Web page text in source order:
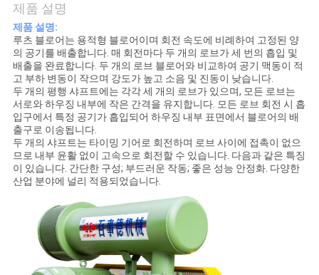
주
세
요
인
용
문
제품 설명
제품 설명:
루츠 블로어는 용적형 블로어이며 회전 속도에 비례하여 고정된 양
의 공기를 배출합니다. 매 회전마다 두 개의 로브가 세 번의 흡입 및
배출을 완료합니다. 두 개의 로브 블로어와 비교하여 공기 맥동이 적
고 부하 변동이 작으며 강도가 높고 소음 및 진동이 낮습니다.
두 개의 평행 샤프트에는 각각 세 개의 로브가 있으며, 모든 로브는
서로와 하우징 내부에 작은 간격을 유지합니다. 모든 로브 회전 시 흡
입구에서 특정 공기가 흡입되어 하우징 내부 표면에서 블로어의 배
출구로 이송됩니다.
두 개의 샤프트는 타이밍 기어로 회전하며 로브 사이에 접촉이 없으
므로 내부 윤활 없이 고속으로 회전할 수 있습니다. 다음과 같은 특징
이 있습니다. 간단한 구성; 부드러운 작동; 좋은 성능 안정화. 다양한
산업 분야에 널리 적용되었습니다.